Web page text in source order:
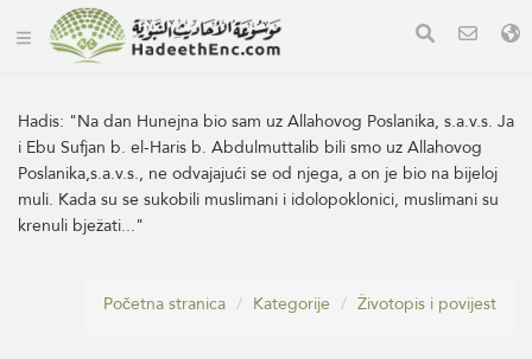
Hadis: "Na dan Hunejna bio sam uz Allahovog Poslanika, s.a.v.s. Ja
i Ebu Sufjan b. el-Haris b. Abdulmuttalib bili smo uz Allahovog
Poslanika,s.a.v.s., ne odvajajući se od njega, a on je bio na bijeloj
muli. Kada su se sukobili muslimani i idolopoklonici, muslimani su
krenuli bježati..."
Početna stranica Kategorije Životopis i povijest